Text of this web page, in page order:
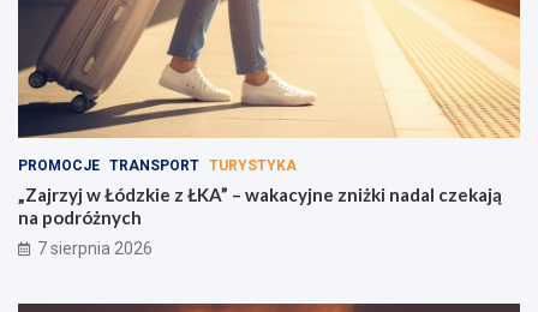
PROMOCJE TRANSPORT TURYSTYKA
„Zajrzyj w Łódzkie z ŁKA” – wakacyjne zniżki nadal czekają
na podróżnych
7 sierpnia 2026